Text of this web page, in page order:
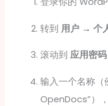
转到 用户 → 个
滚动到应用密码
输入一个名称
OpenDocs”）